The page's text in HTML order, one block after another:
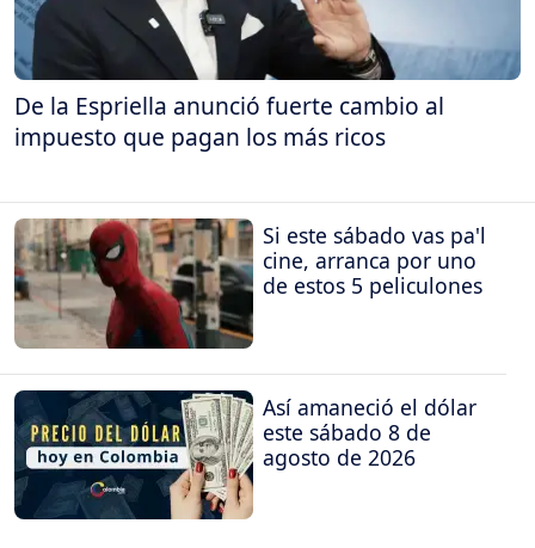
De la Espriella anunció fuerte cambio al
impuesto que pagan los más ricos
Si este sábado vas pa'l
cine, arranca por uno
de estos 5 peliculones
Así amaneció el dólar
este sábado 8 de
agosto de 2026